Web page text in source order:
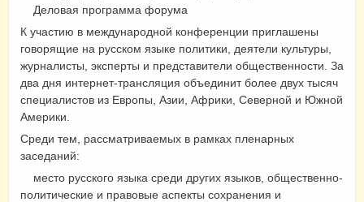
Деловая программа форума
К участию в международной конференции приглашены
говорящие на русском языке политики, деятели культуры,
журналисты, эксперты и представители общественности. За
два дня интернет-трансляция объединит более двух тысяч
специалистов из Европы, Азии, Африки, Северной и Южной
Америки.
Среди тем, рассматриваемых в рамках пленарных
заседаний:
место русского языка среди других языков, общественно-
политические и правовые аспекты сохранения и